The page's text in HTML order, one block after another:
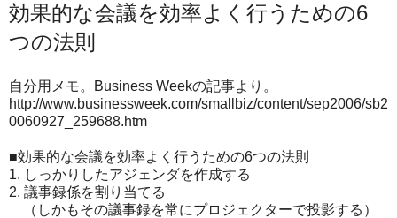
効果的な会議を効率よく行うための6
つの法則
自分用メモ。Business Weekの記事より。
http://www.businessweek.com/smallbiz/content/sep2006/sb2
0060927_259688.htm
■効果的な会議を効率よく行うための6つの法則
1. しっかりしたアジェンダを作成する
2. 議事録係を割り当てる
（しかもその議事録を常にプロジェクターで投影する）